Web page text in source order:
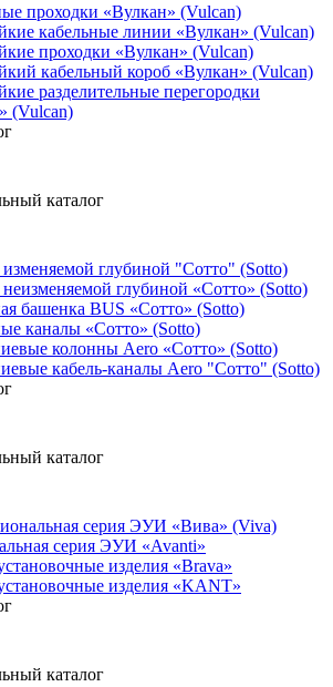
проходки «Вулкан» (Vulcan)
кабельные линии «Вулкан» (Vulcan)
проходки «Вулкан» (Vulcan)
кабельный короб «Вулкан» (Vulcan)
разделительные перегородки
(Vulcan)
каталог
глубиной "Сотто" (Sotto)
глубиной «Сотто» (Sotto)
башенка BUS «Сотто» (Sotto)
каналы «Сотто» (Sotto)
колонны Aero «Сотто» (Sotto)
кабель-каналы Aero "Сотто" (Sotto)
каталог
серия ЭУИ «Вива» (Viva)
серия ЭУИ «Avanti»
изделия «Brava»
изделия «KANT»
каталог